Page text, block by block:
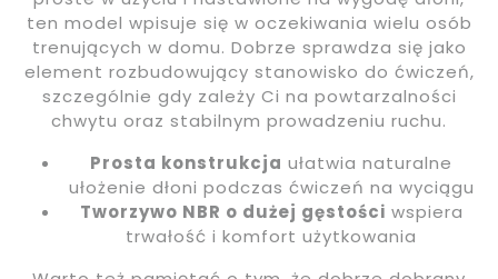
ten model wpisuje się w oczekiwania wielu osób
trenujących w domu. Dobrze sprawdza się jako
element rozbudowujący stanowisko do ćwiczeń,
szczególnie gdy zależy Ci na powtarzalności
chwytu oraz stabilnym prowadzeniu ruchu.
Prosta konstrukcja ułatwia naturalne
ułożenie dłoni podczas ćwiczeń na wyciągu
Tworzywo NBR o dużej gęstości wspiera
trwałość i komfort użytkowania